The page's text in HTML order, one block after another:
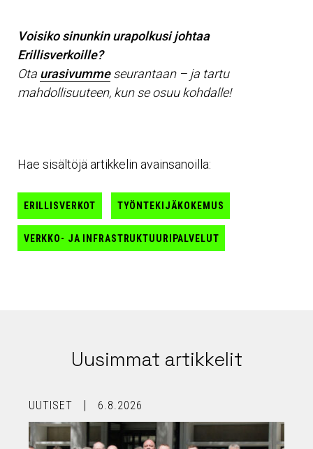
Voisiko sinunkin urapolkusi johtaa
Erillisverkoille?
Ota urasivummeseurantaan – ja tartu
mahdollisuuteen, kun se osuu kohdalle!
Hae sisältöjä artikkelin avainsanoilla:
ERILLISVERKOT TYÖNTEKIJÄKOKEMUS
VERKKO- JA INFRASTRUKTUURIPALVELUT
Uusimmat artikkelit
UUTISET 6.8.2026